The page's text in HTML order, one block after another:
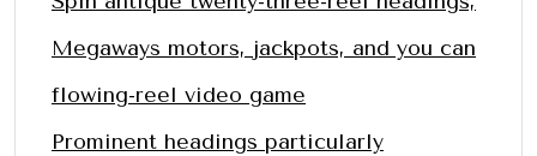
Megaways motors, jackpots, and you can
flowing-reel video game
Prominent headings particularly